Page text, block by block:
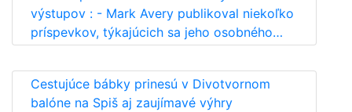
výstupov : - Mark Avery publikoval niekoľko
príspevkov, týkajúcich sa jeho osobného…
Cestujúce bábky prinesú v Divotvornom
balóne na Spiš aj zaujímavé výhry